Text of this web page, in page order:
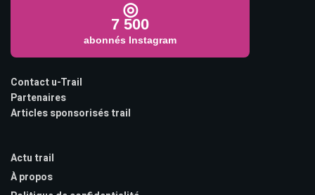
◎
7 500
abonnés Instagram
Contact u-Trail
Partenaires
Articles sponsorisés trail
Actu trail
À propos